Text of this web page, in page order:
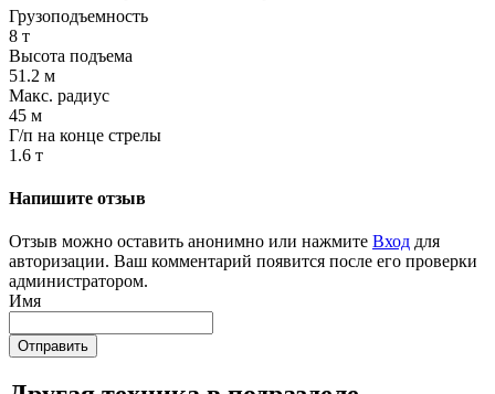
Грузоподъемность
8 т
Высота подъема
51.2 м
Макс. радиус
45 м
Г/п на конце стрелы
1.6 т
Напишите отзыв
Отзыв можно оставить анонимно или нажмите Вход для
авторизации. Ваш комментарий появится после его проверки
администратором.
Имя
Отправить